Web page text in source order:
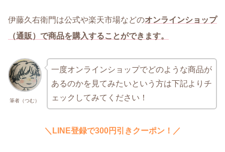
伊藤久右衛門は公式や楽天市場などのオンラインショップ
（通販）で商品を購入することができます。
筆者（つむ）
一度オンラインショップでどのような商品が
あるのかを見てみたいという方は下記よりチ
ェックしてみてください！
＼LINE登録で300円引きクーポン！／